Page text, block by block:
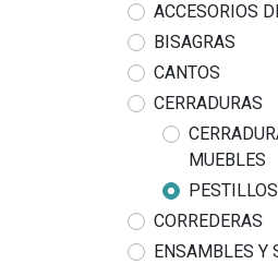
ACCESORIOS
BISAGRAS
CANTOS
CERRADURAS
MUEBLES
CORREDERAS
ENSAMBLES Y